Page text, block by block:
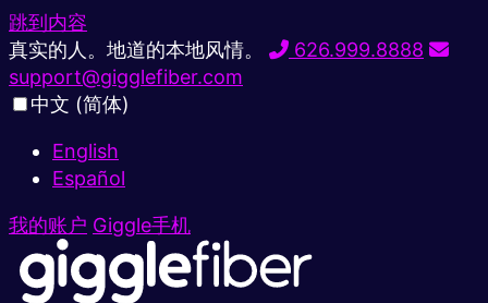
跳到内容
真实的人。地道的本地风情。
626.999.8888
support@gigglefiber.com
中文 (简体)
English
Español
我的账户 Giggle手机